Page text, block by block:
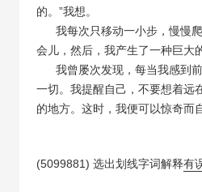
的。”我想。
我每次只移动一小步，慢慢爬
会儿，然后，我产生了一种巨大
我曾屡次发现，每当我感到前
一切。我提醒自己，不要想着远
的地方。这时，我便可以惊奇而
(5099881) 选出划线字词解释有